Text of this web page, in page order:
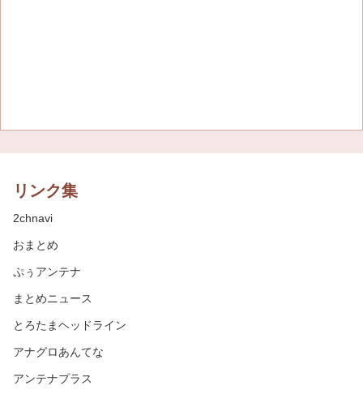
リンク集
2chnavi
おまとめ
ぷぅアンテナ
まとめニュース
とろたまヘッドライン
アナグロあんてな
アンテナプラス